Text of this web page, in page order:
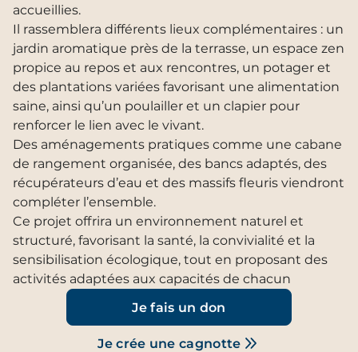
accueillies.
Il rassemblera différents lieux complémentaires : un
jardin aromatique près de la terrasse, un espace zen
propice au repos et aux rencontres, un potager et
des plantations variées favorisant une alimentation
saine, ainsi qu’un poulailler et un clapier pour
renforcer le lien avec le vivant.
Des aménagements pratiques comme une cabane
de rangement organisée, des bancs adaptés, des
récupérateurs d’eau et des massifs fleuris viendront
compléter l’ensemble.
Ce projet offrira un environnement naturel et
structuré, favorisant la santé, la convivialité et la
sensibilisation écologique, tout en proposant des
activités adaptées aux capacités de chacun
Je crée une cagnotte
Je fais un don